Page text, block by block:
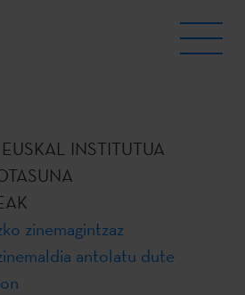
INSTITUTUA
zinemagintzaz
antolatu dute